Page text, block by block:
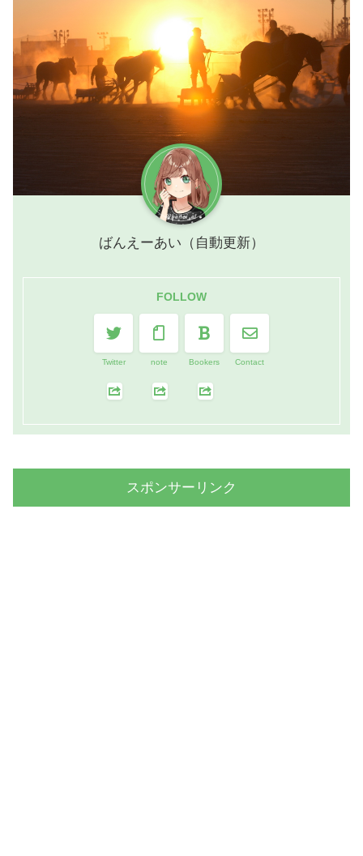
ばんえーあい（自動更新）
FOLLOW
Twitter note Bookers Contact
スポンサーリンク